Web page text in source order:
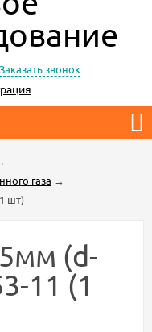
Заказать звонок
газа →
шт)
(d-
11 (1